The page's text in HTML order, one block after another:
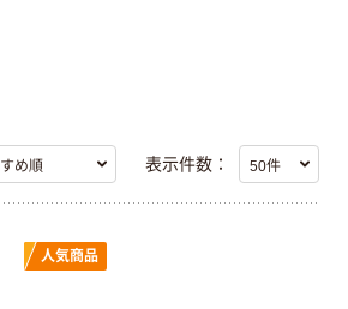
表示件数：
人気商品